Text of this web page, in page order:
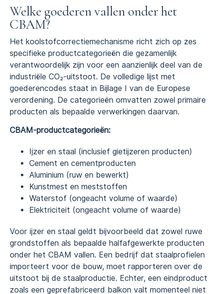
Welke goederen vallen onder het
CBAM?
Het koolstofcorrectiemechanisme richt zich op zes
specifieke productcategorieën die gezamenlijk
verantwoordelijk zijn voor een aanzienlijk deel van de
industriële CO₂-uitstoot. De volledige lijst met
goederencodes staat in Bijlage I van de Europese
verordening. De categorieën omvatten zowel primaire
producten als bepaalde verwerkingen daarvan.
CBAM-productcategorieën:
Ijzer en staal (inclusief gietijzeren producten)
Cement en cementproducten
Aluminium (ruw en bewerkt)
Kunstmest en meststoffen
Waterstof (ongeacht volume of waarde)
Elektriciteit (ongeacht volume of waarde)
Voor ijzer en staal geldt bijvoorbeeld dat zowel ruwe
grondstoffen als bepaalde halfafgewerkte producten
onder het CBAM vallen. Een bedrijf dat staalprofielen
importeert voor de bouw, moet rapporteren over de
uitstoot bij de staalproductie. Echter, een eindproduct
zoals een geprefabriceerd balkon valt momenteel niet